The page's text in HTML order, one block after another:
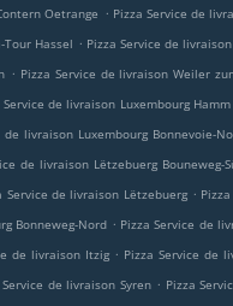
Oetrange . Pizza Service de
Hassel . Pizza Service de
. Pizza Service de livraison Weiler
Service de livraison Luxembourg Hamm
de livraison Luxembourg Bonnevoie-
de livraison Lëtzebuerg Bouneweg-
Service de livraison Lëtzebuerg .
Bonneweg-Nord . Pizza Service de
de livraison Itzig . Pizza Service de
Service de livraison Syren . Pizza